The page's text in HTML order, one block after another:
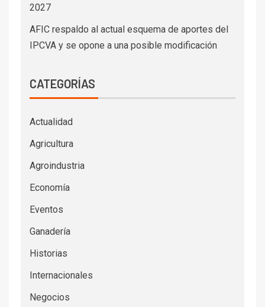
2027
AFIC respaldo al actual esquema de aportes del
IPCVA y se opone a una posible modificación
CATEGORÍAS
Actualidad
Agricultura
Agroindustria
Economía
Eventos
Ganadería
Historias
Internacionales
Negocios